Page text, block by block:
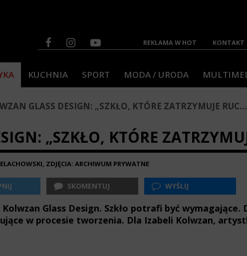
REKLAMA W HOT KONTAKT
KUCHNIA SPORT MODA / URODA
GLASS DESIGN: „SZKŁO, KTÓRE ZATRZYMUJE RUC...
„SZKŁO, KTÓRE
ZDJĘCIA: ARCHIWUM PRYWATNE
SKOMENTUJ WYŚLIJ
Glass Design. Szkło potrafi być
w procesie tworzenia. Dla Izabeli Kolwzan,